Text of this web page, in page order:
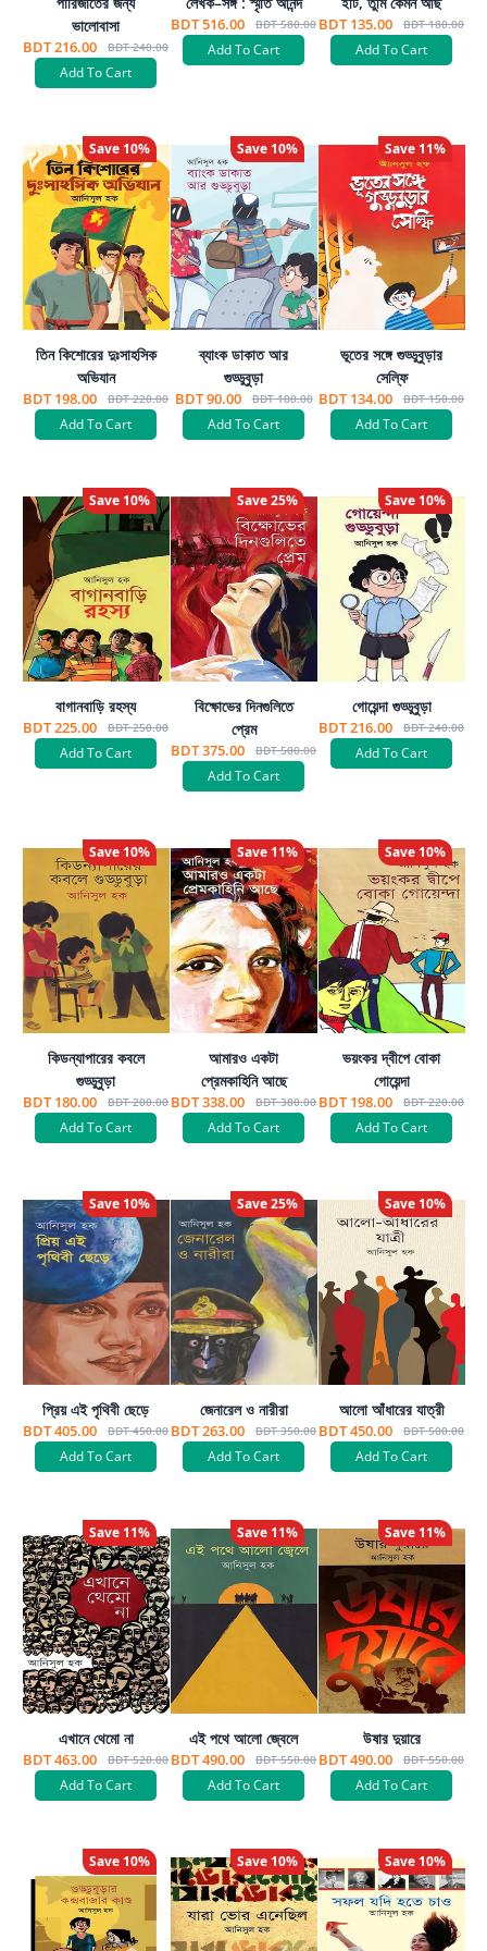
ভালোবাসা
BDT 216.00 BDT 240.00
Add To Cart
BDT 516.00 BDT 580.00
Add To Cart
BDT 135.00 BDT 180.00
Add To Cart
Save 10%
তিন কিশোরের দুঃসাহসিক
অভিযান
BDT 198.00 BDT 220.00
Add To Cart
Save 10%
ব্যাংক ডাকাত আর
গুড্ডুবুড়া
BDT 90.00 BDT 100.00
Add To Cart
Save 11%
ভূতের সঙ্গে গুড্ডুবুড়ার
সেল্ফি
BDT 134.00 BDT 150.00
Add To Cart
Save 10%
বাগানবাড়ি রহস্য
BDT 225.00 BDT 250.00
Add To Cart
Save25%
বিক্ষোভের দিনগুলিতে
প্রেম
BDT 375.00 BDT 500.00
Add To Cart
Save 10%
গোয়েন্দা গুড্ডুবুড়া
BDT 216.00 BDT 240.00
Add To Cart
Save 10%
কিডন্যাপারের কবলে
গুড্ডুবুড়া
BDT 180.00 BDT 200.00
Add To Cart
Save 11%
আমারও একটা
প্রেমকাহিনি আছে
BDT 338.00 BDT 380.00
Add To Cart
Save 10%
ভয়ংকর দ্বীপে বোকা
গোয়েন্দা
BDT 198.00 BDT 220.00
Add To Cart
Save 10%
প্রিয় এই পৃথিবী ছেড়ে
BDT 405.00 BDT 450.00
Add To Cart
Save25%
জেনারেল ও নারীরা
BDT 263.00 BDT 350.00
Add To Cart
Save 10%
আলো আঁধারের যাত্রী
BDT 450.00 BDT 500.00
Add To Cart
Save 11%
এখানে থেমো না
BDT 463.00 BDT 520.00
Add To Cart
Save 11%
এই পথে আলো জ্বেলে
BDT 490.00 BDT 550.00
Add To Cart
Save 11%
উষার দুয়ারে
BDT 490.00 BDT 550.00
Add To Cart
Save 10% Save 10% Save 10%